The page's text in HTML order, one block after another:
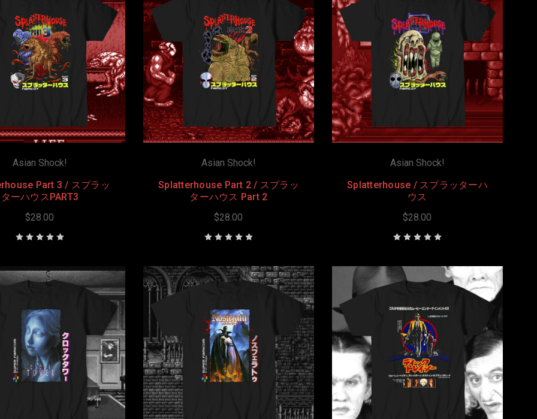
Asian Shock!
Part 3 / スプラッ
ターハウスPART3
$28.00
Asian Shock!
Splatterhouse Part 2 / スプラッ
ターハウス Part 2
$28.00
Asian Shock!
Splatterhouse / スプラッターハ
ウス
$28.00